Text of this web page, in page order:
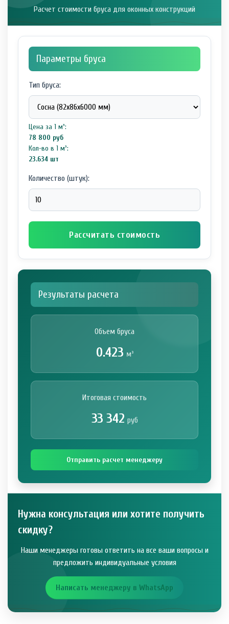
Расчет стоимости бруса для оконных конструкций
Параметры бруса
Тип бруса:
Цена за 1 м³:
78 800 руб
Кол-во в 1 м³:
23.634 шт
Количество (штук):
Рассчитать стоимость
Результаты расчета
Объем бруса
0.423 м³
Итоговая стоимость
33 342 руб
Отправить расчет менеджеру
Нужна консультация или хотите получить
скидку?
Наши менеджеры готовы ответить на все ваши вопросы и
предложить индивидуальные условия
Написать менеджеру в WhatsApp